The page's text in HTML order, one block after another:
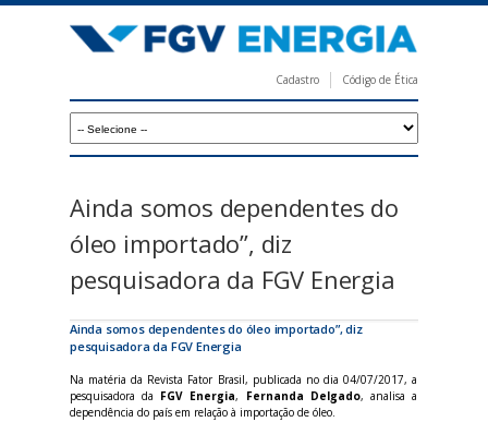
para
principal
V
e
r
g
i
a
Cadastro Código de Ética
Ainda somos dependentes do
óleo importado”, diz
pesquisadora da FGV Energia
Ainda somos dependentes do óleo importado”, diz
pesquisadora da FGV Energia
Na matéria da Revista Fator Brasil, publicada no dia 04/07/2017, a
pesquisadora da FGV Energia, Fernanda Delgado, analisa a
dependência do país em relação à importação de óleo.